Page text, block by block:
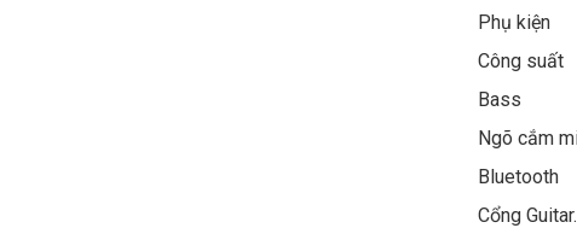
Phụ kiện
Công suất
Bass
Ngõ cắm
Bluetooth
Cổng